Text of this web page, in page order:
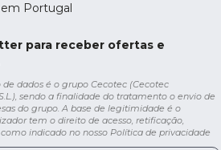
Portugal
para receber ofertas e
dados é o grupo Cecotec (Cecotec
sendo a finalidade do tratamento o envio de
do grupo. A base de legitimidade é o
tem o direito de acesso, retificação,
indicado no nosso Política de privacidade